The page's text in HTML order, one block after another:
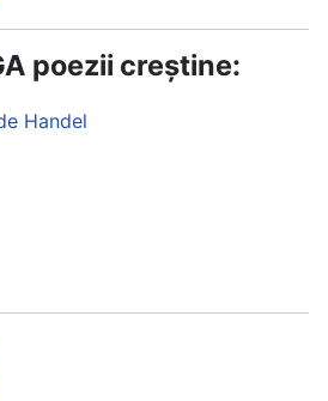
poezii creștine:
Handel